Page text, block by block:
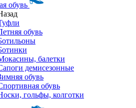
обувь
обувь
балетки
демисезонные
обувь
обувь
гольфы, колготки